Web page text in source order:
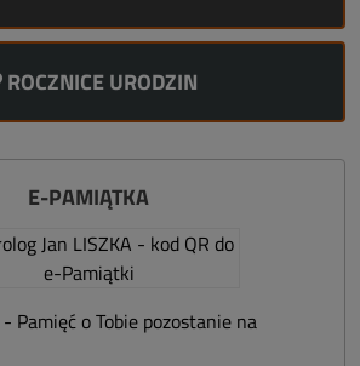
ROCZNICE URODZIN
E-PAMIĄTKA
- Pamięć o Tobie pozostanie na